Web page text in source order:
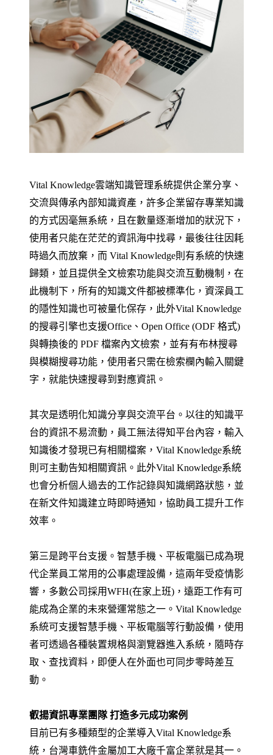
Vital Knowledge雲端知識管理系統提供企業分享、
交流與傳承內部知識資產，許多企業留存專業知識
的方式因毫無系統，且在數量逐漸增加的狀況下，
使用者只能在茫茫的資訊海中找尋，最後往往因耗
時過久而放棄，而 Vital Knowledge則有系統的快速
歸類，並且提供全文檢索功能與交流互動機制，在
此機制下，所有的知識文件都被標準化，資深員工
的隱性知識也可被量化保存，此外Vital Knowledge
的搜尋引擎也支援Office、Open Office (ODF 格式)
與轉換後的 PDF 檔案內文檢索，並有有布林搜尋
與模糊搜尋功能，使用者只需在檢索欄內輸入關鍵
字，就能快速搜尋到對應資訊。
其次是透明化知識分享與交流平台。以往的知識平
台的資訊不易流動，員工無法得知平台內容，輸入
知識後才發現已有相關檔案，Vital Knowledge系統
則可主動告知相關資訊。此外Vital Knowledge系統
也會分析個人過去的工作記錄與知識網路狀態，並
在新文件知識建立時即時通知，協助員工提升工作
效率。
第三是跨平台支援。智慧手機、平板電腦已成為現
代企業員工常用的公事處理設備，這兩年受疫情影
響，多數公司採用WFH(在家上班)，遠距工作有可
能成為企業的未來營運常態之一。Vital Knowledge
系統可支援智慧手機、平板電腦等行動設備，使用
者可透過各種裝置規格與瀏覽器進入系統，隨時存
取、查找資料，即便人在外面也可同步零時差互
動。
叡揚資訊專業團隊 打造多元成功案例
目前已有多種類型的企業導入Vital Knowledge系
統，台灣車銑件金屬加工大廠千富企業就是其一。